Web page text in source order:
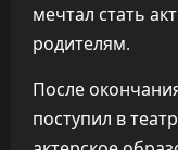
мечтал стать
родителям.
После
поступил в